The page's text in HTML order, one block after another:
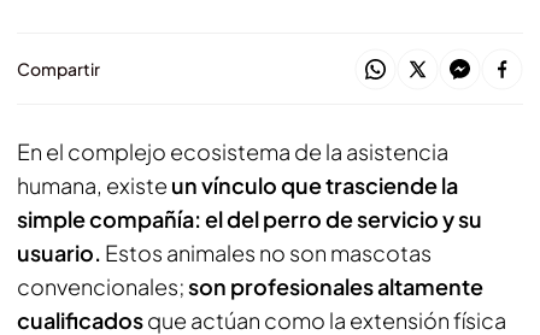
Compartir
En el complejo ecosistema de la asistencia
humana, existe un vínculo que trasciende la
simple compañía: el del perro de servicio y su
usuario. Estos animales no son mascotas
convencionales;son profesionales altamente
cualificadosque actúan como la extensión física